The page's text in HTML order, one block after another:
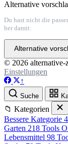
Alternative
Du hast nicht die
her damit:
Alternative
© 2026
Einstellungen
↑
Suche
📁 Kategorien
Bessere Kategorie
Garten 218 Tools
Lebensmittel 98